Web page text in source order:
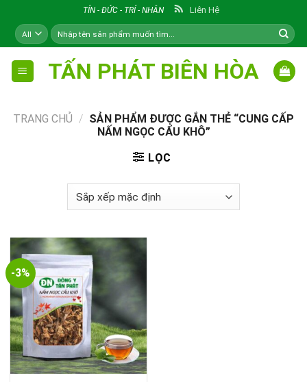
content
TÍN - ĐỨC - TRÍ - NHÂN Liên Hệ
Tìm
kiếm:
TẤN PHÁT BIÊN HÒA
TRANG CHỦ / SẢN PHẨM ĐƯỢC GẮN THẺ “CUNG CẤP
NẤM NGỌC CẨU KHÔ”
LỌC
-3%